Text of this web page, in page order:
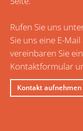
Rufen Sie uns
Sie uns eine E-Mail
vereinbaren Sie
Kontaktformular
Kontakt aufnehmen